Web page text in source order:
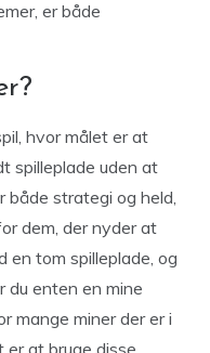
er både
hvor målet er at
spilleplade uden at
både strategi og held,
dem, der nyder at
en tom spilleplade, og
du enten en mine
mange miner der er i
er at bruge disse